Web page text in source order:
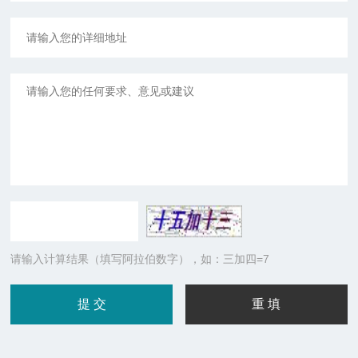
请输入计算结果（填写阿拉伯数字），如：三加四=7